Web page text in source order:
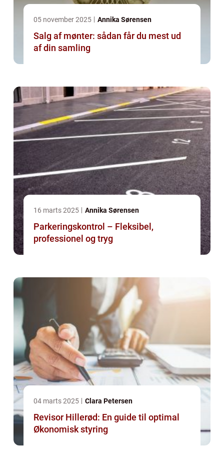
05 november 2025 Annika Sørensen
Salg af mønter: sådan får du mest ud
af din samling
16 marts 2025 Annika Sørensen
Parkeringskontrol – Fleksibel,
professionel og tryg
04 marts 2025 Clara Petersen
Revisor Hillerød: En guide til optimal
Økonomisk styring